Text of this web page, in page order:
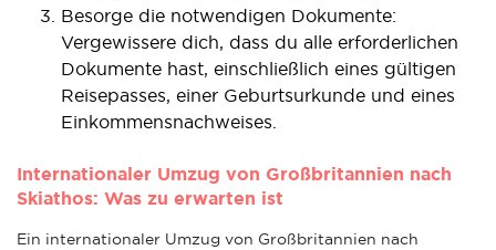
Besorge die notwendigen Dokumente:
Vergewissere dich, dass du alle erforderlichen
Dokumente hast, einschließlich eines gültigen
Reisepasses, einer Geburtsurkunde und eines
Einkommensnachweises.
Internationaler Umzug von Großbritannien nach
Skiathos: Was zu erwarten ist
Ein internationaler Umzug von Großbritannien nach